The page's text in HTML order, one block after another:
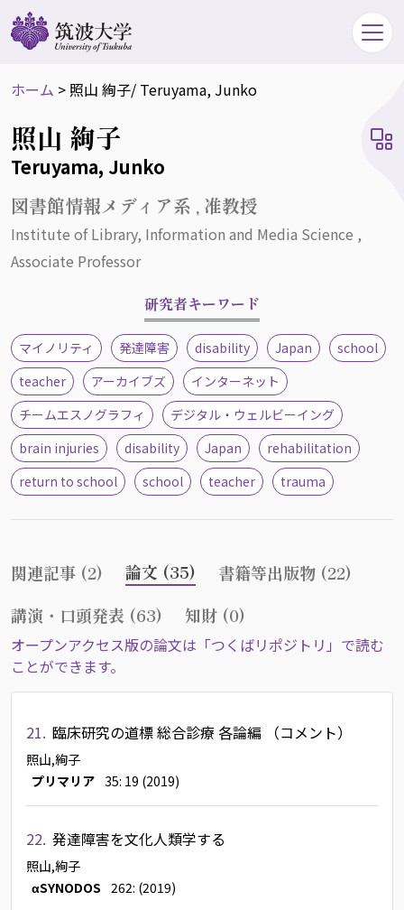
ホーム > 照山 絢子/ Teruyama, Junko
照山 絢子
Teruyama, Junko
図書館情報メディア系 , 准教授
Institute of Library, Information and Media Science ,
Associate Professor
研究者キーワード
マイノリティ 発達障害 disability Japan
school
teacher
アーカイブズ
インターネット
チームエスノグラフィ
デジタル・ウェルビーイング
brain injuries
disability Japan
rehabilitation
return to school
school teacher trauma
関連記事 (2) 論文 (35)
書籍等出版物 (22)
講演・口頭発表 (63)
知財 (0)
オープンアクセス版の論文は「つくばリポジトリ」で読む
ことができます。
21. 臨床研究の道標 総合診療 各論編 （コメント）
照山,絢子
プリマリア 35: 19 (2019)
22. 発達障害を文化人類学する
照山,絢子
αSYNODOS 262: (2019)